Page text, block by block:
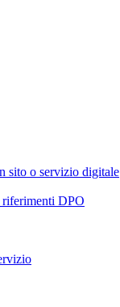
sito o servizio digitale
riferimenti DPO